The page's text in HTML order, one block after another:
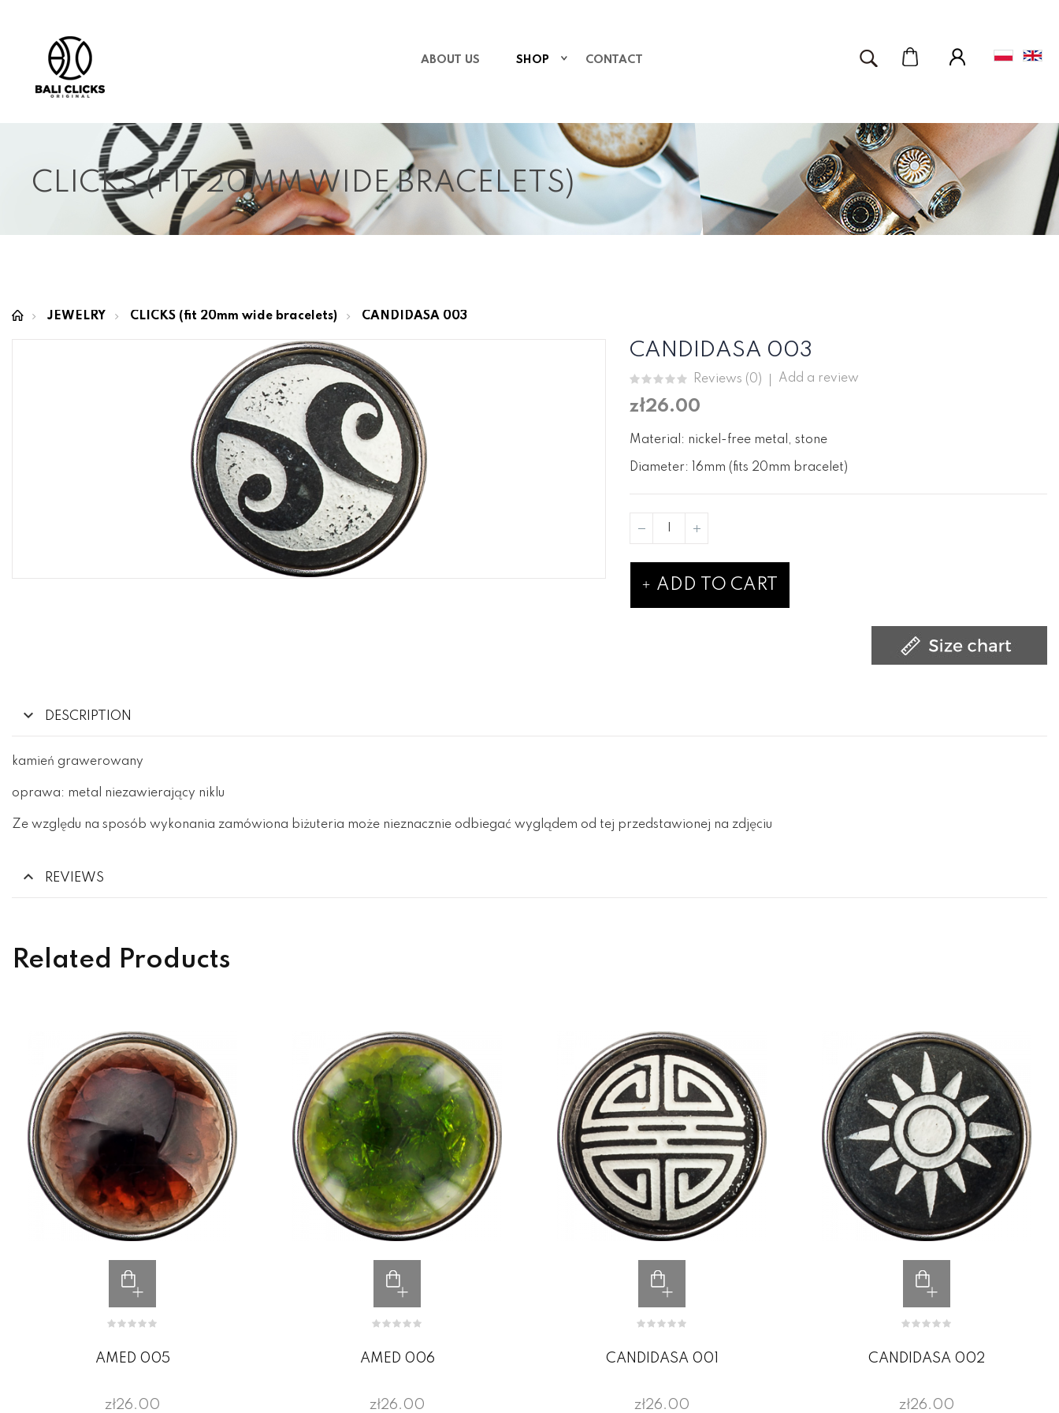
ABOUT US SHOP CONTACT
CLICKS (FIT 20MM WIDE BRACELETS)
JEWELRY CLICKS (fit 20mm wide bracelets) CANDIDASA 003
CANDIDASA 003
Reviews (0) Add a review
zł26.00
Material: nickel-free metal, stone
Diameter: 16mm (fits 20mm bracelet)
ADD TO CART
DESCRIPTION
kamień grawerowany
oprawa: metal niezawierający niklu
Ze względu na sposób wykonania zamówiona biżuteria może nieznacznie odbiegać wyglądem od tej przedstawionej na zdjęciu
REVIEWS
Related Products
AMED 005
zł26.00
AMED 006
zł26.00
CANDIDASA 001
zł26.00
CANDIDASA 002
zł26.00